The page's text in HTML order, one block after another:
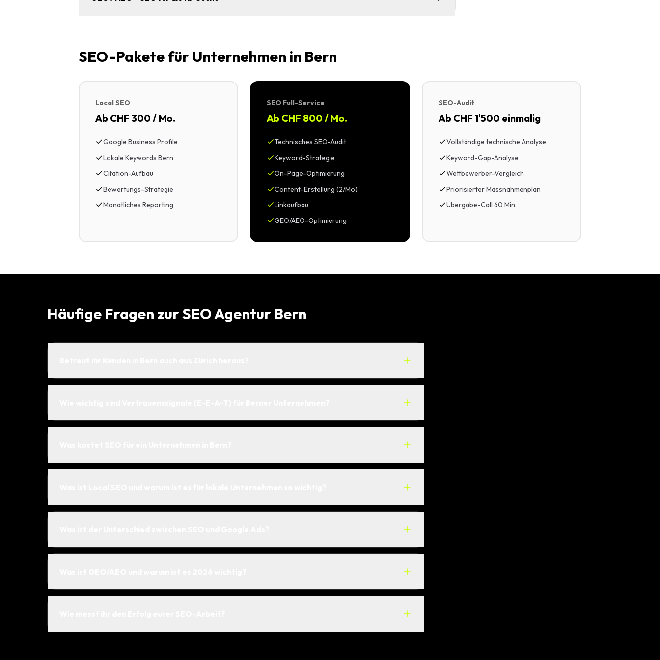
SEO-Pakete für Unternehmen in Bern
Local SEO
Ab CHF 300 / Mo.
Google Business Profile
Lokale Keywords Bern
Citation-Aufbau
Bewertungs-Strategie
Monatliches Reporting
SEO Full-Service
Ab CHF 800 / Mo.
Technisches SEO-Audit
Keyword-Strategie
On-Page-Optimierung
Content-Erstellung (2/Mo)
Linkaufbau
GEO/AEO-Optimierung
SEO-Audit
Ab CHF 1'500 einmalig
Vollständige technische Analyse
Keyword-Gap-Analyse
Wettbewerber-Vergleich
Priorisierter Massnahmenplan
Übergabe-Call 60 Min.
Häufige Fragen zur SEO Agentur Bern